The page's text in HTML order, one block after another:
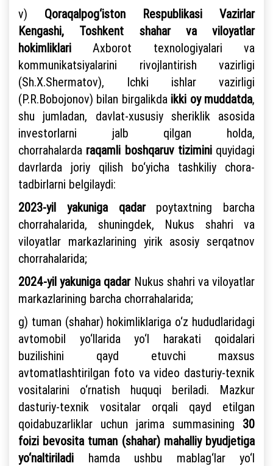
v) Qoraqalpog‘iston Respublikasi Vazirlar
Kengashi, Toshkent shahar va viloyatlar
hokimliklari Axborot texnologiyalari va
kommunikatsiyalarini rivojlantirish vazirligi
(Sh.X.Shermatov), Ichki ishlar vazirligi
(P.R.Bobojonov) bilan birgalikda ikki oy muddatda,
shu jumladan, davlat-xususiy sheriklik asosida
investorlarni jalb qilgan holda,
chorrahalarda raqamli boshqaruv tizimini quyidagi
davrlarda joriy qilish bo‘yicha tashkiliy chora-
tadbirlarni belgilaydi:
2023-yil yakuniga qadarpoytaxtning barcha
chorrahalarida, shuningdek, Nukus shahri va
viloyatlar markazlarining yirik asosiy serqatnov
chorrahalarida;
2024-yil yakuniga qadarNukus shahri va viloyatlar
markazlarining barcha chorrahalarida;
g) tuman (shahar) hokimliklariga o‘z hududlaridagi
avtomobil yo‘llarida yo‘l harakati qoidalari
buzilishini qayd etuvchi maxsus
avtomatlashtirilgan foto va video dasturiy-texnik
vositalarini o‘rnatish huquqi beriladi. Mazkur
dasturiy-texnik vositalar orqali qayd etilgan
qoidabuzarliklar uchun jarima summasining 30
foizi bevosita tuman (shahar) mahalliy byudjetiga
yo‘naltiriladi hamda ushbu mablag‘lar yo‘l